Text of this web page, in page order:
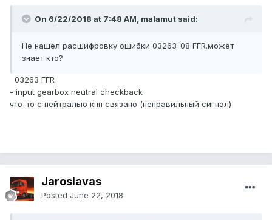
On 6/22/2018 at 7:48 AM, malamut said:
Не нашел расшифровку ошибки 03263-08 FFR.может
знает кто?
03263 FFR
- input gearbox neutral checkback
что-то с нейтралью кпп связано (неправильный сигнал)
Jaroslavas
Posted June 22, 2018